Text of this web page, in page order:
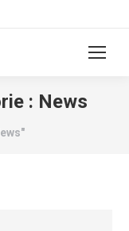
: News